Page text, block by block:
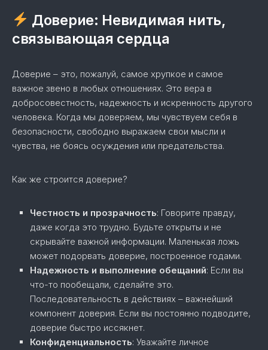
Доверие: Невидимая нить,
связывающая сердца
Доверие – это, пожалуй, самое хрупкое и самое
важное звено в любых отношениях. Это вера в
добросовестность, надежность и искренность другого
человека. Когда мы доверяем, мы чувствуем себя в
безопасности, свободно выражаем свои мысли и
чувства, не боясь осуждения или предательства.
Как же строится доверие?
Честность и прозрачность: Говорите правду,
даже когда это трудно. Будьте открыты и не
скрывайте важной информации. Маленькая ложь
может подорвать доверие, построенное годами.
Надежность и выполнение обещаний: Если вы
что-то пообещали, сделайте это.
Последовательность в действиях – важнейший
компонент доверия. Если вы постоянно подводите,
доверие быстро иссякнет.
Конфиденциальность: Уважайте личное